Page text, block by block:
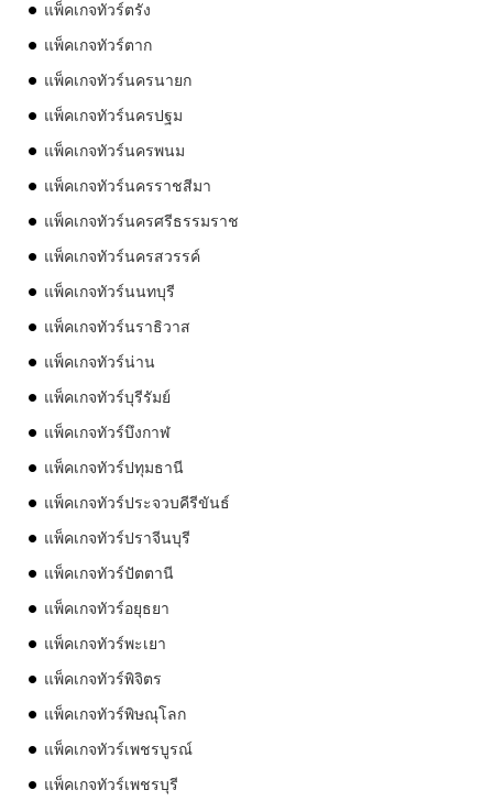
แพ็คเกจทัวร์ตรัง
แพ็คเกจทัวร์ตาก
แพ็คเกจทัวร์นครนายก
แพ็คเกจทัวร์นครปฐม
แพ็คเกจทัวร์นครพนม
แพ็คเกจทัวร์นครราชสีมา
แพ็คเกจทัวร์นครศรีธรรมราช
แพ็คเกจทัวร์นครสวรรค์
แพ็คเกจทัวร์นนทบุรี
แพ็คเกจทัวร์นราธิวาส
แพ็คเกจทัวร์น่าน
แพ็คเกจทัวร์บุรีรัมย์
แพ็คเกจทัวร์บึงกาฬ
แพ็คเกจทัวร์ปทุมธานี
แพ็คเกจทัวร์ประจวบคีรีขันธ์
แพ็คเกจทัวร์ปราจีนบุรี
แพ็คเกจทัวร์ปัตตานี
แพ็คเกจทัวร์อยุธยา
แพ็คเกจทัวร์พะเยา
แพ็คเกจทัวร์พิจิตร
แพ็คเกจทัวร์พิษณุโลก
แพ็คเกจทัวร์เพชรบูรณ์
แพ็คเกจทัวร์เพชรบุรี